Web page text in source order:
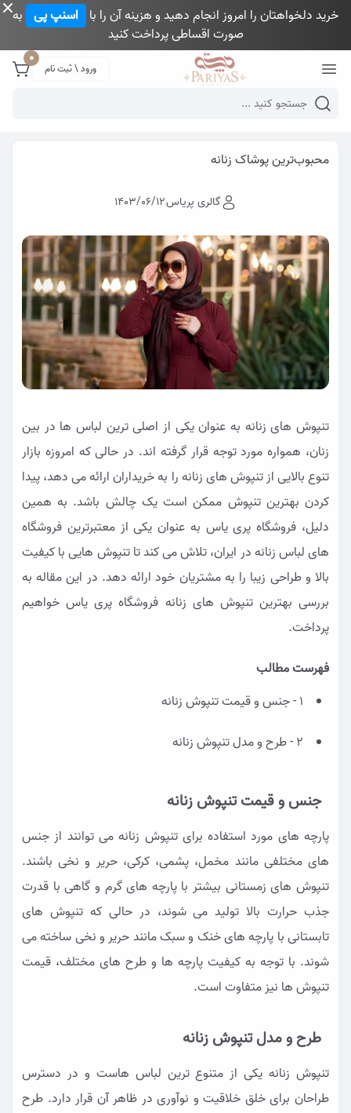
خرید دلخواهتان را امروز انجام دهید و هزینه آن را با اسنپ پی به
صورت اقساطی پرداخت کنید
ورود \ ثبت نام
0
Mobile header search
محبوب‌ترین پوشاک زنانه
گالری پریاس1403/06/12
تنپوش های زنانه به عنوان یکی از اصلی ترین لباس ها در بین
زنان، همواره مورد توجه قرار گرفته اند. در حالی که امروزه بازار
تنوع بالایی از تنپوش های زنانه را به خریداران ارائه می دهد، پیدا
کردن بهترین تنپوش ممکن است یک چالش باشد. به همین
دلیل، فروشگاه پری یاس به عنوان یکی از معتبرترین فروشگاه
های لباس زنانه در ایران، تلاش می کند تا تنپوش هایی با کیفیت
بالا و طراحی زیبا را به مشتریان خود ارائه دهد. در این مقاله به
بررسی بهترین تنپوش های زنانه فروشگاه پری یاس خواهیم
پرداخت.
فهرست مطالب
1 - جنس و قیمت تنپوش زنانه
2 - طرح و مدل تنپوش زنانه
جنس و قیمت تنپوش زنانه
پارچه های مورد استفاده برای تنپوش زنانه می توانند از جنس
های مختلفی مانند مخمل، پشمی، کرکی، حریر و نخی باشند.
تنپوش های زمستانی بیشتر با پارچه های گرم و گاهی با قدرت
جذب حرارت بالا تولید می شوند، در حالی که تنپوش های
تابستانی با پارچه های خنک و سبک مانند حریر و نخی ساخته می
شوند. با توجه به کیفیت پارچه ها و طرح های مختلف، قیمت
تنپوش ها نیز متفاوت است.
طرح و مدل تنپوش زنانه
تنپوش زنانه یکی از متنوع ترین لباس هاست و در دسترس
طراحان برای خلق خلاقیت و نوآوری در ظاهر آن قرار دارد. طرح